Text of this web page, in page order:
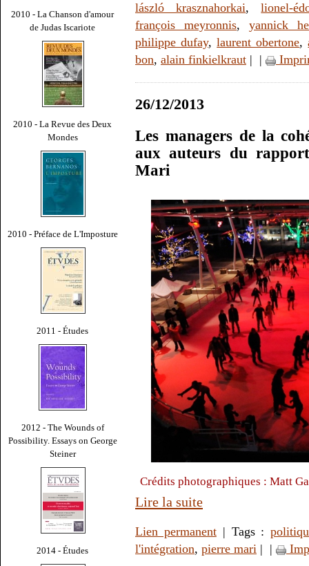
2010 - La Chanson d'amour
de Judas Iscariote
2010 - La Revue des Deux
Mondes
2010 - Préface de L'Imposture
2011 - Études
2012 - The Wounds of
Possibility. Essays on George
Steiner
2014 - Études
lászló krasznahorkai,lionel-
françois meyronnis,yannick
philippe dufay,laurent obertone,
bon, alain finkielkraut | |
26/12/2013
Les managers de la
aux auteurs du
Mari
Crédits photographiques : Matt
Lire la suite
Lien permanent| Tags :
l'intégration, pierre mari | |